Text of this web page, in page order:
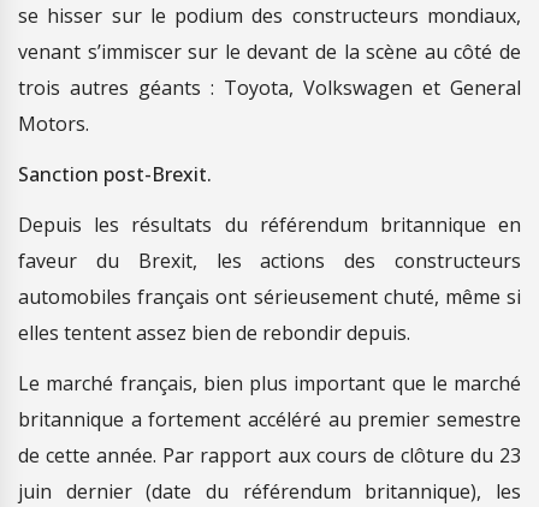
se hisser sur le podium des constructeurs mondiaux,
venant s’immiscer sur le devant de la scène au côté de
trois autres géants : Toyota, Volkswagen et General
Motors.
Sanction post-Brexit.
Depuis les résultats du référendum britannique en
faveur du Brexit, les actions des constructeurs
automobiles français ont sérieusement chuté, même si
elles tentent assez bien de rebondir depuis.
Le marché français, bien plus important que le marché
britannique a fortement accéléré au premier semestre
de cette année. Par rapport aux cours de clôture du 23
juin dernier (date du référendum britannique), les